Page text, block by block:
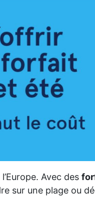
Avec des
sur une plage ou